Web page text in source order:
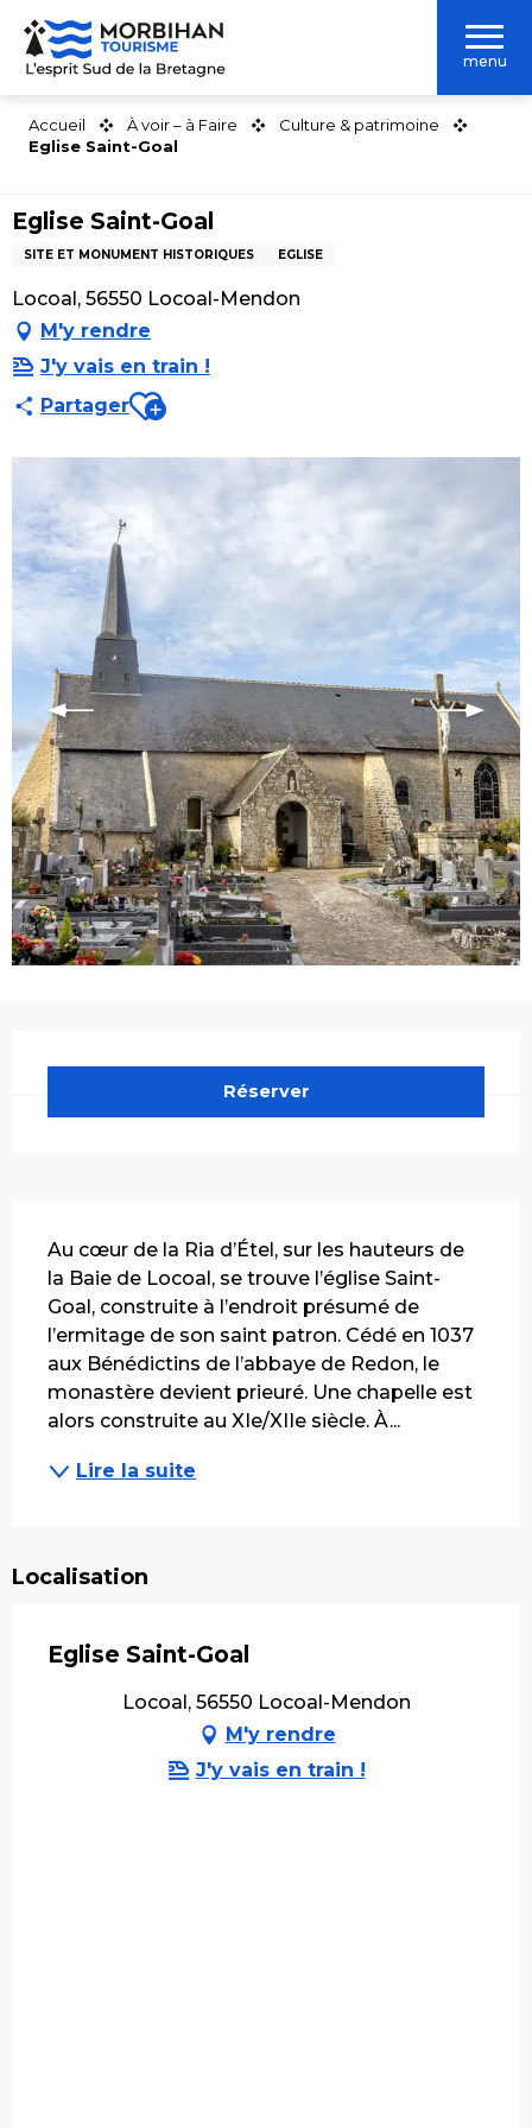
Aller
contenu
menu
Accueil À voir – à Faire
Culture & patrimoine
Eglise Saint-Goal
Eglise Saint-Goal
SITE ET MONUMENT HISTORIQUES EGLISE
Locoal, 56550 Locoal-Mendon
M'y rendre
J'y vais en train !
PartagerAjouter aux favoris
Réserver
Au cœur de la Ria d’Étel, sur les hauteurs de
la Baie de Locoal, se trouve l’église Saint-
Goal, construite à l’endroit présumé de
l’ermitage de son saint patron. Cédé en 1037
aux Bénédictins de l’abbaye de Redon, le
monastère devient prieuré. Une chapelle est
alors construite au XIe/XIIe siècle. À...
Lire la suite
Localisation
Eglise Saint-Goal
Locoal, 56550 Locoal-Mendon
M'y rendre
J'y vais en train !